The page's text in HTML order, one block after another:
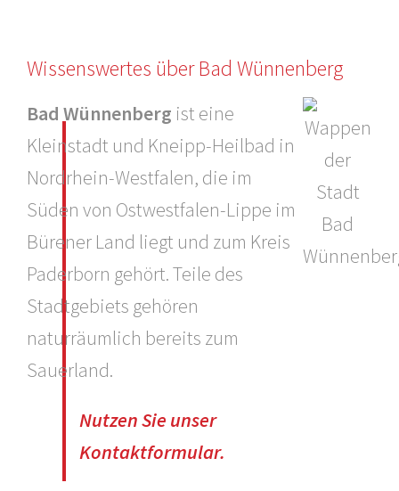
Wissenswertes über Bad Wünnenberg
Bad Wünnenberg ist eine
Kleinstadt und Kneipp-Heilbad in
Nordrhein-Westfalen, die im
Süden von Ostwestfalen-Lippe im
Bürener Land liegt und zum Kreis
Paderborn gehört. Teile des
Stadtgebiets gehören
naturräumlich bereits zum
Sauerland.
Nutzen Sie unser
Kontaktformular.